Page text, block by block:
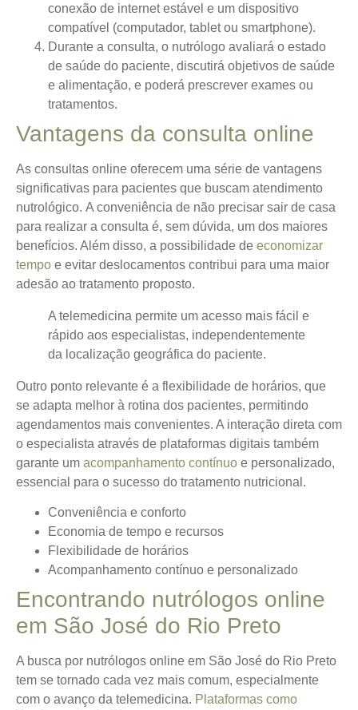
conexão de internet estável e um dispositivo
compatível (computador, tablet ou smartphone).
Durante a consulta, o nutrólogo avaliará o estado
de saúde do paciente, discutirá objetivos de saúde
e alimentação, e poderá prescrever exames ou
tratamentos.
Vantagens da consulta online
As consultas online oferecem uma série de vantagens
significativas para pacientes que buscam atendimento
nutrológico. A conveniência de não precisar sair de casa
para realizar a consulta é, sem dúvida, um dos maiores
benefícios. Além disso, a possibilidade de economizar
tempo e evitar deslocamentos contribui para uma maior
adesão ao tratamento proposto.
A telemedicina permite um acesso mais fácil e
rápido aos especialistas, independentemente
da localização geográfica do paciente.
Outro ponto relevante é a flexibilidade de horários, que
se adapta melhor à rotina dos pacientes, permitindo
agendamentos mais convenientes. A interação direta com
o especialista através de plataformas digitais também
garante um acompanhamento contínuo e personalizado,
essencial para o sucesso do tratamento nutricional.
Conveniência e conforto
Economia de tempo e recursos
Flexibilidade de horários
Acompanhamento contínuo e personalizado
Encontrando nutrólogos online
em São José do Rio Preto
A busca por nutrólogos online em São José do Rio Preto
tem se tornado cada vez mais comum, especialmente
com o avanço da telemedicina. Plataformas como